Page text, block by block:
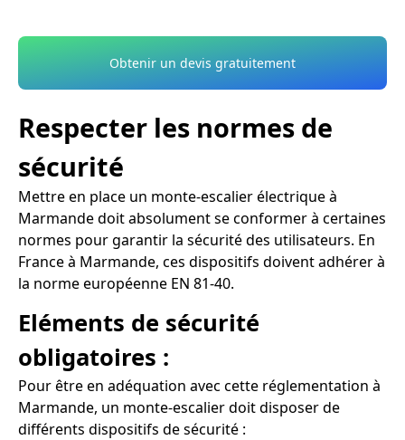
Obtenir un devis gratuitement
Respecter les normes de
sécurité
Mettre en place un monte-escalier électrique à
Marmande doit absolument se conformer à certaines
normes pour garantir la sécurité des utilisateurs. En
France à Marmande, ces dispositifs doivent adhérer à
la norme européenne EN 81-40.
Eléments de sécurité
obligatoires :
Pour être en adéquation avec cette réglementation à
Marmande, un monte-escalier doit disposer de
différents dispositifs de sécurité :